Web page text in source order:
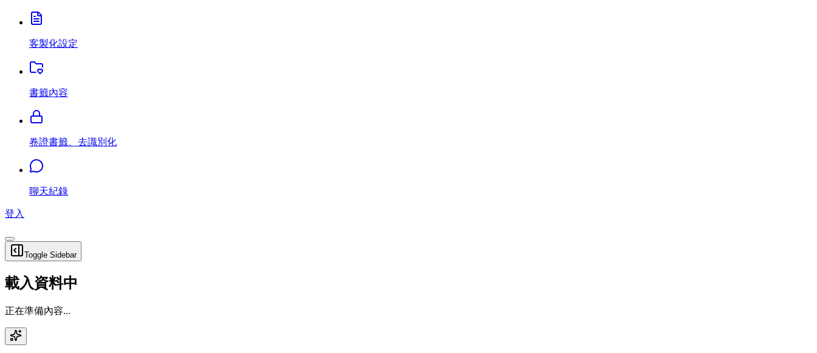
客製化設定
書籤內容
卷證書籤、去識別化
聊天紀錄
登入
Toggle Sidebar
載入資料中
正在準備內容...